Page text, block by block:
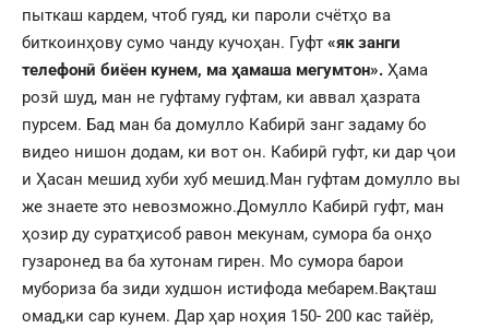
пыткаш кардем, чтоб гуяд, ки пароли счётҳо ва
биткоинҳову сумо чанду кучоҳан. Гуфт «як занги
телефонӣ биёен кунем, ма ҳамаша мегумтон». Ҳама
розӣ шуд, ман не гуфтаму гуфтам, ки аввал ҳазрата
пурсем. Бад ман ба домулло Кабирӣ занг задаму бо
видео нишон додам, ки вот он. Кабирӣ гуфт, ки дар ҷои
и Ҳасан мешид хуби хуб мешид.Ман гуфтам домулло вы
же знаете это невозможно.Домулло Кабирӣ гуфт, ман
ҳозир ду суратҳисоб равон мекунам, сумора ба онҳо
гузаронед ва ба хутонам гирен. Мо сумора барои
мубориза ба зиди худшон истифода мебарем.Вақташ
омад,ки сар кунем. Дар ҳар ноҳия 150- 200 кас тайёр,